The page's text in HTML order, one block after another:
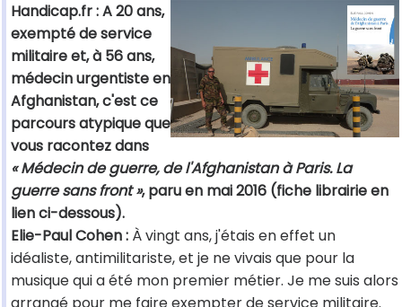
Handicap.fr : A 20 ans,
exempté de service
militaire et, à 56 ans,
médecin urgentiste en
Afghanistan, c'est ce
parcours atypique que
vous racontez dans
« Médecin de guerre, de l'Afghanistan à Paris. La
guerre sans front », paru en mai 2016 (fiche librairie en
lien ci-dessous).
Elie-Paul Cohen : À vingt ans, j'étais en effet un
idéaliste, antimilitariste, et je ne vivais que pour la
musique qui a été mon premier métier. Je me suis alors